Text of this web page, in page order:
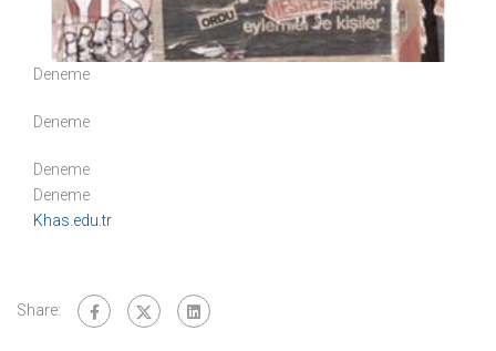
Deneme
Deneme
Deneme
Deneme
Khas.edu.tr
Share: